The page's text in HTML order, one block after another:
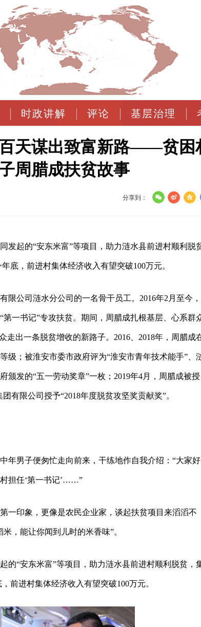
时政讲解 评论 基层治理
天谋出致富新路——贫困
周腊成扶贫故事
分享到：
发起的“安东米富”等项目，助力涟水县前进村顺利脱
底，前进村集体经济收入有望突破100万元。
限公司涟水分公司的一名骨干员工。2016年2月至今
一书记”专攻扶贫。期间，周腊成扎根基层、心系群
出一条脱贫增收的新路子。2016、2018年，周腊成
级；被淮安市委市政府评为“淮安市青年技术能手”、
发的“五一劳动奖章”一枚；2019年4月，周腊成被授
有限公司授予“2018年度脱贫攻坚奖贡献奖”。
年男子便匆忙走向前来，干练地作自我介绍：“大家
担任‘第一书记’……”
一印象，更像是农民企业家，谈起扶贫项目来滔滔不
，能让你闻到儿时的米香味”。
的“安东米富”等项目，助力涟水县前进村顺利脱贫，
前进村集体经济收入有望突破100万元。